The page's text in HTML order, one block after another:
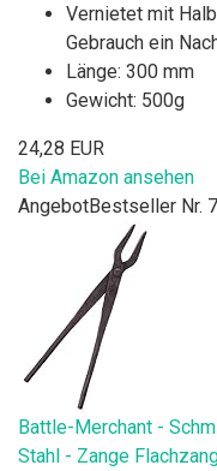
Vernietet mit
Gebrauch ein
Länge: 300 mm
Gewicht: 500g
24,28 EUR
Bei Amazon ansehen
AngebotBestseller Nr. 7
Battle-Merchant -
Stahl - Zange